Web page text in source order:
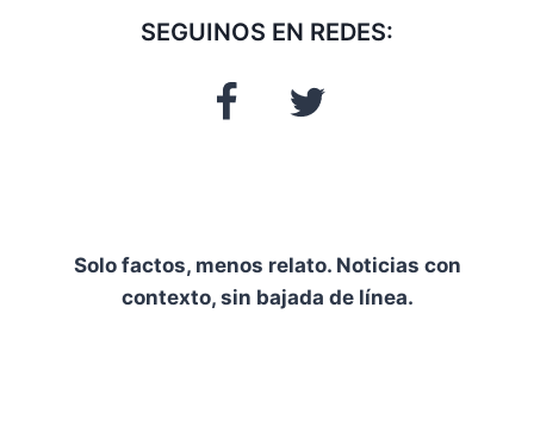
SEGUINOS EN REDES:
Solo factos, menos relato. Noticias con
contexto, sin bajada de línea.